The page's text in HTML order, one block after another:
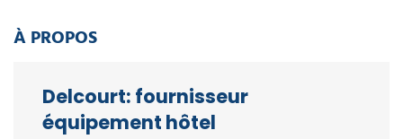
À PROPOS
Delcourt: fournisseur
équipement hôtel